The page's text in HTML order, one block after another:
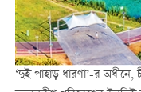
‘দুই পাহাড় ধারণা’-র